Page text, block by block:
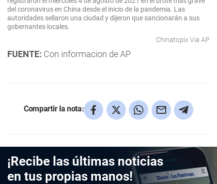
del coronavirus en China desde el inicio de la pandemia. Las
autoridades sellaron una ciudad y dijeron que sancionarán a sus
gobernantes locales.
Chinatopix Via AP
FUENTE: Con informacion de AP
Compartir la nota:
¡Recibe las últimas noticias
en tus propias manos!